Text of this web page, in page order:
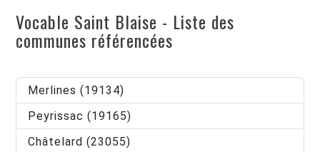
Vocable Saint Blaise - Liste des
communes référencées
Merlines (19134)
Peyrissac (19165)
Châtelard (23055)